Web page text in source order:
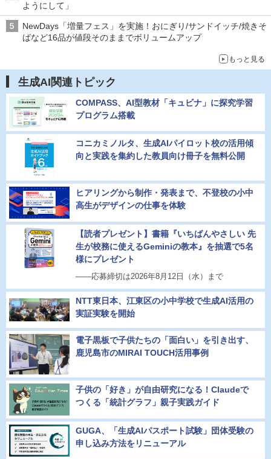
ようにして」
NewDays「増量フェス」を実施！おにぎり/サンドイッチ/焼きそ
ばなど16品が値段そのままでボリュームアップ
もっと見る
生成AI関連トピック
COMPASS、AI型教材「キュビナ」に探究学習
プログラム搭載
コニカミノルタ、生成AIパイロット校の活用傾
向と実践を集約した教員向け冊子を無料公開
ヒアリングから制作・発表まで、不登校の小中
高生がデザインの仕事を体験
【読者プレゼント】書籍『いちばんやさしい 先
生が校務に使えるGeminiの教本』を抽選で5名
様にプレゼント
――応募締切は2026年8月12日（水）まで
NTT東日本、江東区の小中学校で生成AI活用の
実証実験を開始
電子黒板で子供たちの「面白い」を引き出す、
鹿児島市のMIRAI TOUCH活用事例
子供の「好き」が自由研究になる！Claudeで
つくる「統計グラフ」親子実践ガイド
GUGA、「生成AIパスポート試験」団体受験の
申し込み方法をリニューアル